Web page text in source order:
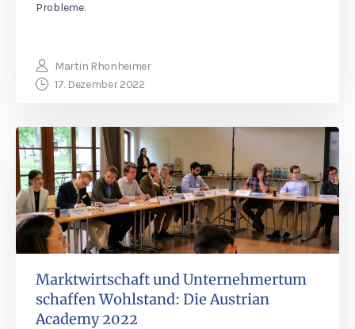
Probleme.
Martin Rhonheimer
17. Dezember 2022
Marktwirtschaft und Unternehmertum
schaffen Wohlstand: Die Austrian
Academy 2022